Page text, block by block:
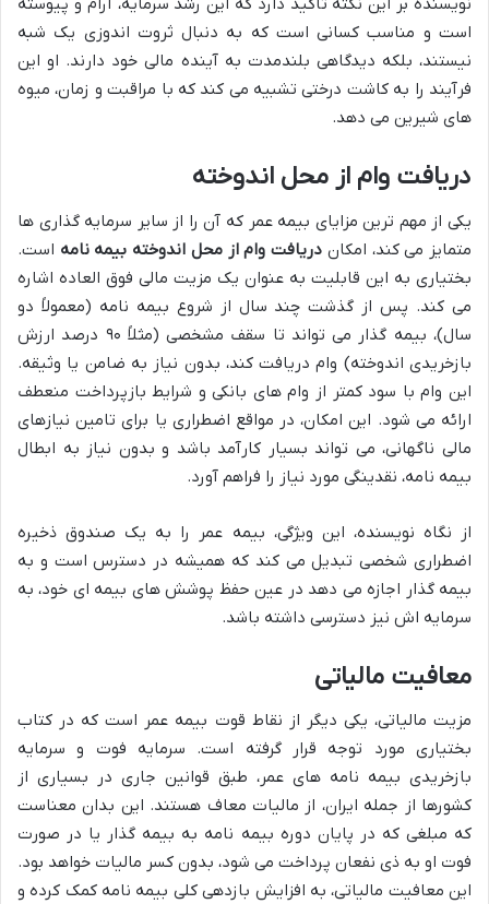
نویسنده بر این نکته تاکید دارد که این رشد سرمایه، آرام و پیوسته
است و مناسب کسانی است که به دنبال ثروت اندوزی یک شبه
نیستند، بلکه دیدگاهی بلندمدت به آینده مالی خود دارند. او این
فرآیند را به کاشت درختی تشبیه می کند که با مراقبت و زمان، میوه
های شیرین می دهد.
دریافت وام از محل اندوخته
یکی از مهم ترین مزایای بیمه عمر که آن را از سایر سرمایه گذاری ها
متمایز می کند، امکان دریافت وام از محل اندوخته بیمه نامه است.
بختیاری به این قابلیت به عنوان یک مزیت مالی فوق العاده اشاره
می کند. پس از گذشت چند سال از شروع بیمه نامه (معمولاً دو
سال)، بیمه گذار می تواند تا سقف مشخصی (مثلاً ۹۰ درصد ارزش
بازخریدی اندوخته) وام دریافت کند، بدون نیاز به ضامن یا وثیقه.
این وام با سود کمتر از وام های بانکی و شرایط بازپرداخت منعطف
ارائه می شود. این امکان، در مواقع اضطراری یا برای تامین نیازهای
مالی ناگهانی، می تواند بسیار کارآمد باشد و بدون نیاز به ابطال
بیمه نامه، نقدینگی مورد نیاز را فراهم آورد.
از نگاه نویسنده، این ویژگی، بیمه عمر را به یک صندوق ذخیره
اضطراری شخصی تبدیل می کند که همیشه در دسترس است و به
بیمه گذار اجازه می دهد در عین حفظ پوشش های بیمه ای خود، به
سرمایه اش نیز دسترسی داشته باشد.
معافیت مالیاتی
مزیت مالیاتی، یکی دیگر از نقاط قوت بیمه عمر است که در کتاب
بختیاری مورد توجه قرار گرفته است. سرمایه فوت و سرمایه
بازخریدی بیمه نامه های عمر، طبق قوانین جاری در بسیاری از
کشورها از جمله ایران، از مالیات معاف هستند. این بدان معناست
که مبلغی که در پایان دوره بیمه نامه به بیمه گذار یا در صورت
فوت او به ذی نفعان پرداخت می شود، بدون کسر مالیات خواهد بود.
این معافیت مالیاتی، به افزایش بازدهی کلی بیمه نامه کمک کرده و